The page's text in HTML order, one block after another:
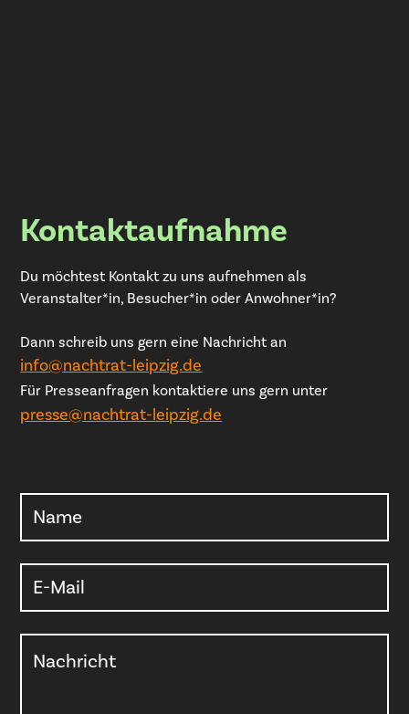
Kontaktaufnahme
Du möchtest Kontakt zu uns aufnehmen als
Veranstalter*in, Besucher*in oder Anwohner*in?
Dann schreib uns gern eine Nachricht an
info@nachtrat-leipzig.de
Für Presseanfragen kontaktiere uns gern unter
presse@nachtrat-leipzig.de